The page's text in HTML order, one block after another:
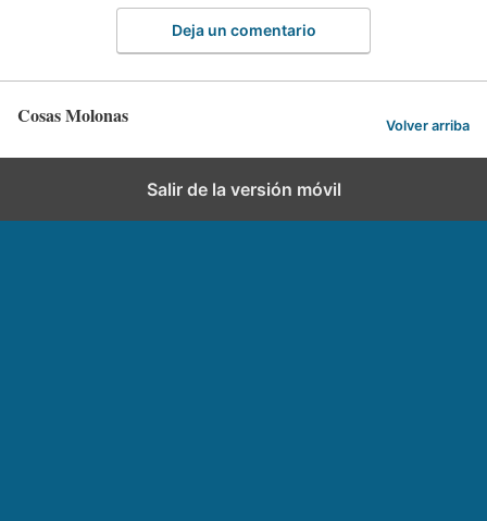
Deja un comentario
Cosas Molonas Volver arriba
Salir de la versión móvil